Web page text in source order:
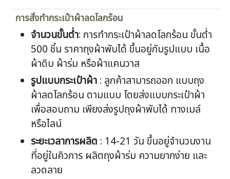
การสั่งทำกระเป๋าผ้าลดโลกร้อน
จำนวนขั้นต่ำ: การทำกระเป๋าผ้าลดโลกร้อน ขั้นต่ำ
500 ชิ้น ราคาถุงผ้าพับได้ ขึ้นอยู่กับรูปแบบ เนื้อ
ผ้าดิบ ผ้าร่ม หรือผ้าแคนวาส
รูปแบบกระเป๋าผ้า : ลูกค้าสามารถออก แบบถุง
ผ้าลดโลกร้อน ตามแบบ โดยส่งแบบกระเป๋าผ้า
เพื่อสอบถาม เพียงส่งรูปถุงผ้าพับได้ ทางเมล์
หรือไลน์
ระยะเวลาการผลิต : 14-21 วัน ขึ้นอยู่จำนวนงาน
ที่อยู่ในคิวการ ผลิตถุงผ้าร่ม ความยากง่าย และ
ลวดลาย